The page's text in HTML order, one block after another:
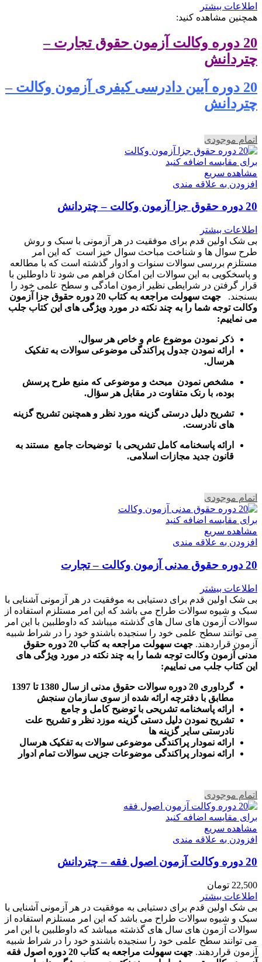
اطلاعات بیشتر
همچنین مشاهده کنید:
20 دوره وکالت آزمون حقوق تجارت –
چتردانش
20 دوره آیین دادرسی کیفری آزمون وکالت –
چتردانش
اتمام موجودی
برای مقایسه اضافه کنید
مشاهده سریع
افزودن به علاقه مندی
20 دوره حقوق جزا آزمون وکالت – چتردانش
اطلاعات بیشتر
بی شک اولین قدم برای موفقیت در هر آزمونی با سبک و روش
طرح سوال ها و شناخت مباحث سوال خیز است که این امر
مستلزم بررسی سوالات سنوات و ادوار گذشته است که با مطالعه
و پاسخکویی به این سوالات این امکان فراهم می شود تا داوطلین با
قرار گرفتن در شرایطی نظیر ازمون امادگی و سطح علمی خود را
بسنجند.
جهت سهولت مراجعه به کتاب 20 دوره حقوق جزا آزمون
وکالت توجه شما را به چند نکته در مورد ویژگی های این کتاب جلب
می نماییم:
ذکر نمودن موضوع عام و خاص هر سوال.
ارائه نمودن جدول پراکندگی موضوعی سوالات به تفکیک
هرسال.
مشخص نمودن مبحث و موضوعی که منبع طرح پرسش
بوده، با رنک متفاوت در مقابل هر سؤال.
تشریح دلیل درستی گزینه مورد نظر و همچنین تشریح گزینه
های نادرست.
ارائه پاسخنامه کامل تشریحی با توضیحات جامع مستند به
قانون جدید مجازات اسلامی.
اتمام موجودی
برای مقایسه اضافه کنید
مشاهده سریع
افزودن به علاقه مندی
20 دوره حقوق مدنی آزمون وکالت – تجارت
اطلاعات بیشتر
بی شک اولین قدم برای دستیابی به موفقیت در هر آزمونی آشنایی با
سبک و شیوه سوالات طراح می باشد که این امر مستلزم استفاده از
سوالات آزمون های سال های گذشته میباشد که داوطلبین با این امر
می توانند سطح علمی خود را سنجیده باشندو خود را در شراط شبیه
آزمون قراردهند.
جهت سهولت مراجعه به کتاب 20 دوره حقوق
مدنی آزمون وکالت توجه شما را به چند نکته در مورد ویژگی های
این کتاب جلب می نماییم:
گرداوری 20 دوره سوالات حقوق مدنی از سال 1380 تا 1397
مطابق با دفترچه ارائه شده از سوی سازمان سنجش
ارائه پاسخنامه تشریحی با توضیح کامل و جامع
تشریح نمودن دلیل دستی گزینه موزد نظر و تشریح علت
نادرستی سایر گزینه ها
ارائه نمودار پراکندگی موضوعی سوالات به تفکیک هرسال
رائه نمودار پراکندگی موضوعات جزیی سوالات تمام ادوار
اتمام موجودی
برای مقایسه اضافه کنید
مشاهده سریع
افزودن به علاقه مندی
20 دوره وکالت آزمون اصول فقه – چتردانش
22,500 تومان
اطلاعات بیشتر
بی شک اولین قدم برای دستیابی به موفقیت در هر آزمونی آشنایی با
سبک و شیوه سوالات طراح می باشد که این امر مستلزم استفاده از
سوالات آزمون های سال های گذشته میباشد که داوطلبین با این امر
می توانند سطح علمی خود را سنجیده باشندو خود را در شراط شبیه
آزمون قراردهند.
جهت سهولت مراجعه به کتاب 20 دوره اصول فقه